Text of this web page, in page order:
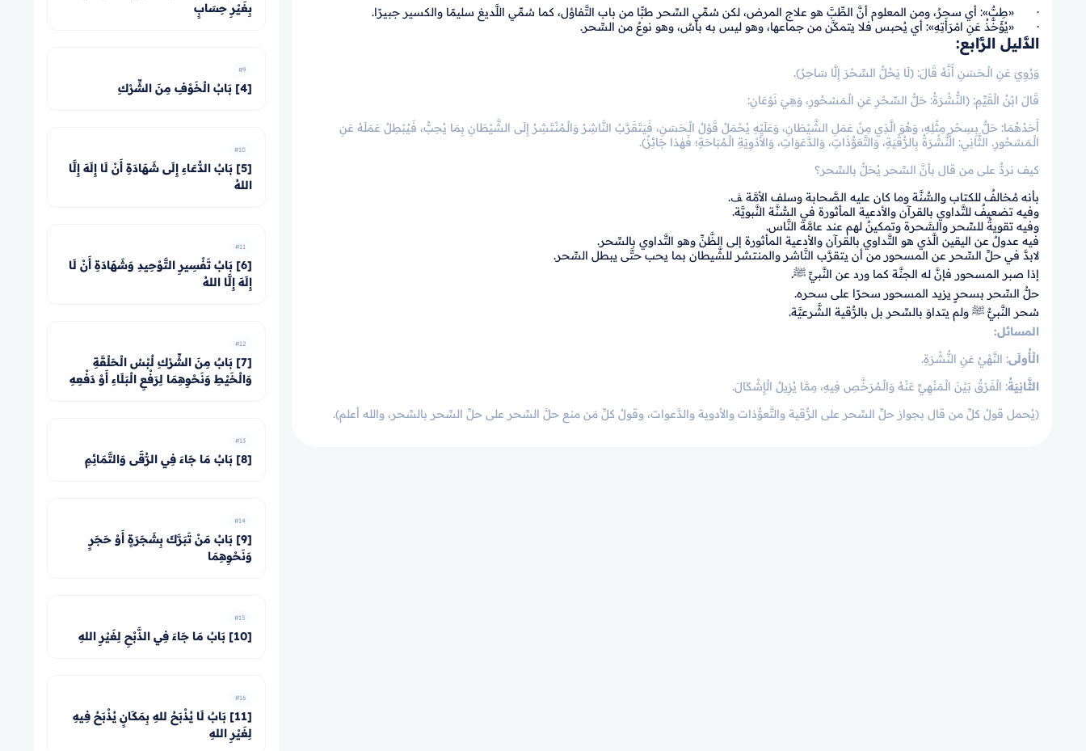
· «طِبٌّ»: أي سحرٌ، ومن المعلوم أنَّ الطِّبَّ هو علاج المرض، لكن سُمِّي السِّحر طبًّا من باب التَّفاؤل، كما سُمِّي اللَّديغ سليمًا والكسير جبيرًا.
· «يُؤَخَّذُ عَنِ امْرَأَتِهِ»: أي يُحبس فلا يتمكَّن من جماعها، وهو ليس به بأسٌ، وهو نوعٌ من السِّحر.
الدَّليل الرَّابع:
وَرُوِيَ عَنِ الْـحَسَنِ أَنَّهُ قَالَ: (لَا يَحُلُّ السِّحْرَ إِلَّا سَاحِرٌ).
قَالَ ابْنُ الْقَيِّمِ: (النُّشْرَةُ: حَلُّ السِّحْرِ عَنِ الْـمَسْحُورِ، وَهِيَ نَوْعَانِ:
أَحَدُهُمَا: حَلٌّ بِسِحْرٍ مِثْلِهِ، وَهُوَ الَّذِي مِنْ عَمَلِ الشَّيْطَانِ، وَعَلَيْهِ يُحْمَلُ قَوْلُ الْـحَسَنِ، فَيَتَقَرَّبُ النَّاشِرُ وَالْـمُنْتَشِرُ إِلَى الشَّيْطَانِ بِمَا يُحِبُّ، فَيُبْطِلُ عَمَلَهُ عَنِ
الْـمَسْحُورِ. الثَّانِي: النُّشْرَةُ بِالرُّقْيَةِ، وَالتَّعَوُّذَاتِ، وَالدَّعَوَاتِ، وَالأَدْوِيَةِ الْـمُبَاحَةِ؛ فَهٰذا جَائِزٌ).
كيف نردُّ على من قال بأنَّ السِّحر يُحَلُّ بالسِّحر؟
بأنه مُخالفٌ للكتاب والسُّنَّة وما كان عليه الصَّحابة وسلف الأمَّة ﭫ.
وفيه تضعيفٌ للتَّداوي بالقرآن والأدعية المأثورة في السُّنَّة النَّبويَّة.
وفيه تقويةٌ للسِّحر والسَّحرة وتمكينٌ لهم عند عامَّة النَّاس.
فيه عدولٌ عن اليقين الَّذي هو التَّداوي بالقرآن والأدعية المأثورة إلى الظَّنِّ وهو التَّداوي بالسِّحر.
لابدَّ في حلِّ السِّحر عن المسحور من أن يتقرَّب النَّاشر والمنتشر للشَّيطان بما يحب حتَّى يبطل السِّحر.
إذا صبر المسحور فإنَّ له الجنَّة كما ورد عن النَّبيِّ ﷺ.
حلُّ السِّحر بسحرٍ يزيد المسحور سحرًا على سحره.
سُحر النَّبيُّ ﷺ ولم يتداوَ بالسِّحر بل بالرُّقية الشَّرعيَّة.
المسائل:
الْأُولَى: النَّهْيُ عَنِ النُّشْرَةِ.
الثَّانِيَةُ: الْفَرْقُ بَيْنَ الْـمَنْهِيِّ عَنْهُ وَالْـمُرَخَّصِ فِيهِ، مِمَّا يُزِيلُ الْإِشْكَالَ.
(يُحمل قولُ كلِّ من قال بجواز حلِّ السِّحر على الرُّقية والتَّعوُّذات والأدوية والدَّعوات، وقولُ كلِّ مَن منع حلَّ السِّحر على حلِّ السِّحر بالسِّحر، والله أعلم).
بِغَيْرِ حِسَابٍ
#9
[4] بَابُ الْخَوْفِ مِنَ الشِّرْكِ
#10
[5] بَابُ الدُّعَاءِ إِلَى شَهَادَةِ أَنْ لَا إِلَهَ إِلَّا
اللهُ
#11
[6] بَابُ تَفْسِيرِ التَّوْحِيدِ وَشَهَادَةِ أَنْ لَا
إِلَهَ إِلَّا اللهُ
#12
[7] بَابٌ مِنَ الشِّرْكِ لُبْسُ الْحَلْقَةِ
وَالْخَيْطِ وَنَحْوِهِمَا لِرَفْعِ الْبَلَاءِ أَوْ دَفْعِهِ
#13
[8] بَابُ مَا جَاءَ فِي الرُّقَى وَالتَّمَائِمِ
#14
[9] بَابُ مَنْ تَبَرَّكَ بِشَجَرَةٍ أَوْ حَجَرٍ
وَنَحْوِهِمَا
#15
[10] بَابُ مَا جَاءَ فِي الذَّبْحِ لِغَيْرِ اللهِ
#16
[11] بَابٌ لَا يُذْبَحُ للهِ بِمَكَانٍ يُذْبَحُ فِيهِ
لِغَيْرِ اللهِ